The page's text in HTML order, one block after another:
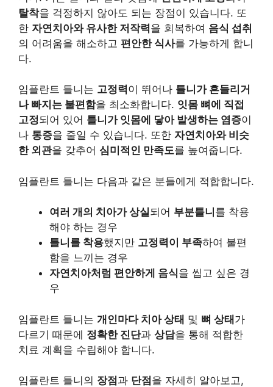
탈착을 걱정하지 않아도 되는 장점이 있습니다. 또
한 자연치아와 유사한 저작력을 회복하여 음식 섭취
의 어려움을 해소하고 편안한 식사를 가능하게 합니
다.
임플란트 틀니는 고정력이 뛰어나 틀니가 흔들리거
나 빠지는 불편함을 최소화합니다. 잇몸 뼈에 직접
고정되어 있어 틀니가 잇몸에 닿아 발생하는 염증이
나 통증을 줄일 수 있습니다. 또한 자연치아와 비슷
한 외관을 갖추어 심미적인 만족도를 높여줍니다.
임플란트 틀니는 다음과 같은 분들에게 적합합니다.
여러 개의 치아가 상실되어 부분틀니 를 착용
해야 하는 경우
틀니를 착용했지만 고정력이 부족하여 불편
함을 느끼는 경우
자연치아처럼 편안하게 음식을 씹고 싶은 경
우
임플란트 틀니는 개인마다 치아 상태 및 뼈 상태가
다르기 때문에 정확한 진단과 상담을 통해 적합한
치료 계획을 수립해야 합니다.
임플란트 틀니의 장점 과 단점 을 자세히 알아보고,